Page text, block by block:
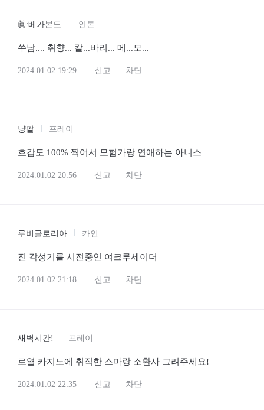
眞:베가본드. 안톤
쑤남.... 취향... 칼...바리... 메...모...
2024.01.02 19:29 신고 차단
냥팔 프레이
호감도 100% 찍어서 모험가랑 연애하는 아니스
2024.01.02 20:56 신고 차단
루비글로리아 카인
진 각성기를 시전중인 여크루세이더
2024.01.02 21:18 신고 차단
새벽시간! 프레이
로열 카지노에 취직한 스마랑 소환사 그려주세요!
2024.01.02 22:35 신고 차단